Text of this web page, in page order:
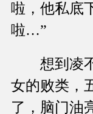
啦，他私底
啦…”
想到凌不
女的败类，
了，脑门油